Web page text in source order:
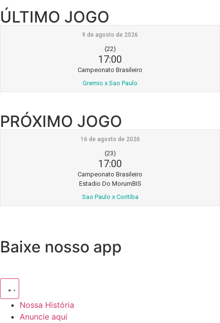
ÚLTIMO JOGO
9 de agosto de 2026
(22)
17:00
Campeonato Brasileiro
Gremio x Sao Paulo
PRÓXIMO JOGO
16 de agosto de 2026
(23)
17:00
Campeonato Brasileiro
Estadio Do MorumBIS
Sao Paulo x Coritiba
Baixe nosso app
Nossa História
Anuncie aqui